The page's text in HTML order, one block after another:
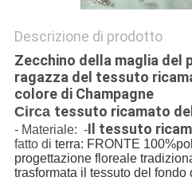
Descrizione di prodotto
Zecchino della maglia del
ragazza del tessuto
colore di Champagne
Circa tessuto ricamato
- Materiale: -Il tessuto
fatto di terra: FRONTE
progettazione floreale
trasformata il tessuto del